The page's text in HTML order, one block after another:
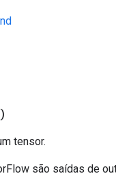
tensor.
são saídas de